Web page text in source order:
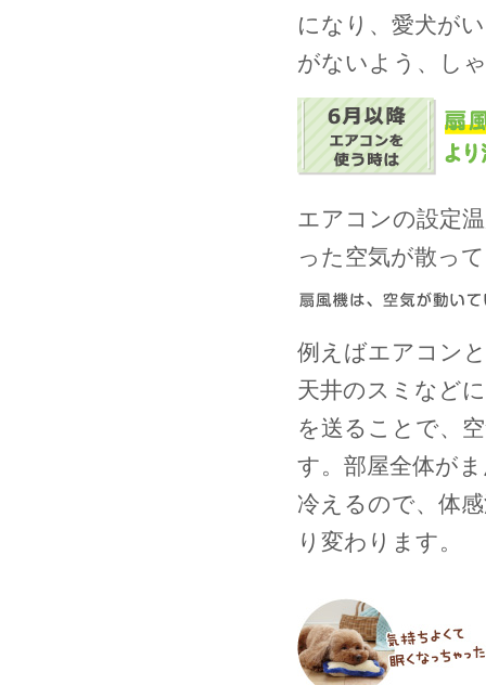
になり、愛犬が
がないよう、し
エアコンの設定
った空気が散っ
例えばエアコン
天井のスミなど
を送ることで、
す。部屋全体が
冷えるので、体
り変わります。